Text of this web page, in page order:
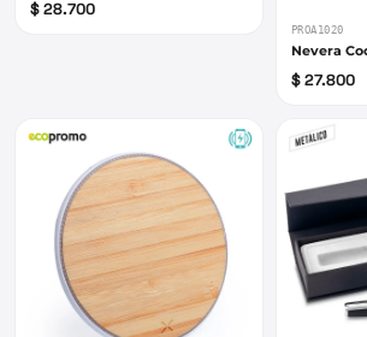
$ 28.700
PROA1020
Nevera
$ 27.800